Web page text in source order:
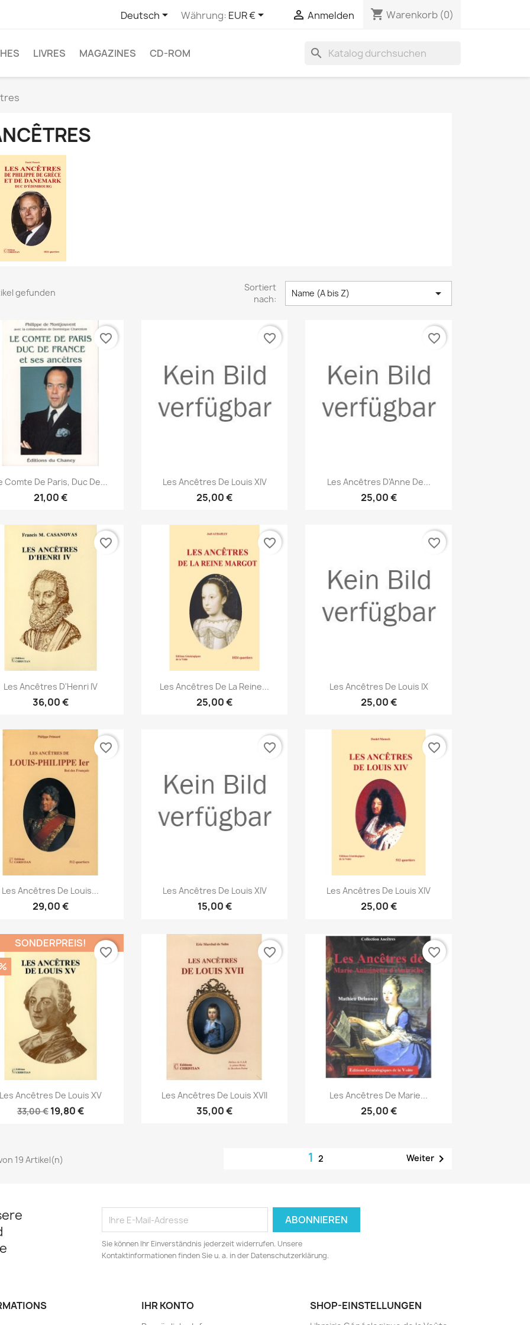
Deutsch Währung: EUR €  Anmelden shopping_cart Warenkorb (0)
LIVRES MAGAZINES CD-ROM search
gefunden
Sortiert
nach:
Name (A bis Z) 
Vorschau
Comte De Paris, Duc De...
21,00 €
favorite_border
Vorschau
Les Ancêtres De Louis XIV
25,00 €
favorite_border
Vorschau
Les Ancêtres D'Anne De...
25,00 €
favorite_border
Vorschau
Les Ancêtres D'Henri IV
36,00 €
favorite_border
Vorschau
Les Ancêtres De La Reine...
25,00 €
favorite_border
Vorschau
Les Ancêtres De Louis IX
25,00 €
favorite_border
Vorschau
Les Ancêtres De Louis...
29,00 €
favorite_border
Vorschau
Les Ancêtres De Louis XIV
15,00 €
favorite_border
Vorschau
Les Ancêtres De Louis XIV
25,00 €
favorite_border
Vorschau
Ancêtres De Louis XV
33,00 € 19,80 €
SONDERPREIS!
favorite_border
Vorschau
Les Ancêtres De Louis XVII
35,00 €
favorite_border
Vorschau
Les Ancêtres De Marie...
25,00 €
favorite_border
19 Artikel(n) 12 Weiter
Sie können Ihr Einverständnis jederzeit widerrufen. Unsere
Kontaktinformationen finden Sie u. a. in der Datenschutzerklärung.
IHR KONTO SHOP-EINSTELLUNGEN